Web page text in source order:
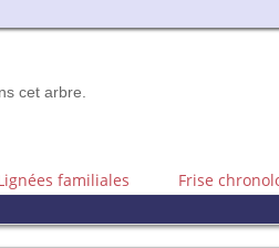
cet arbre.
familiales Frise